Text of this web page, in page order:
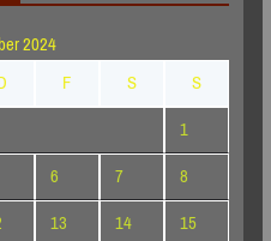
2024
F S
S
1
6 7
8
13 14
15